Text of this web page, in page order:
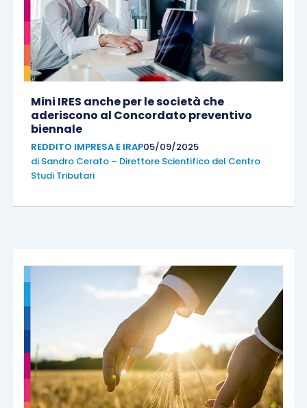
Mini IRES anche per le società che
aderiscono al Concordato preventivo
biennale
REDDITO IMPRESA E IRAP05/09/2025
di Sandro Cerato – Direttore Scientifico del Centro
Studi Tributari